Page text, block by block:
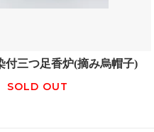
付三つ足香炉(摘み烏帽子)
SOLD OUT